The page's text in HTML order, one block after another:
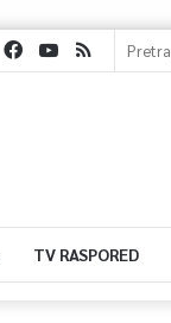
TV RASPORED